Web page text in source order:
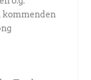
kommenden